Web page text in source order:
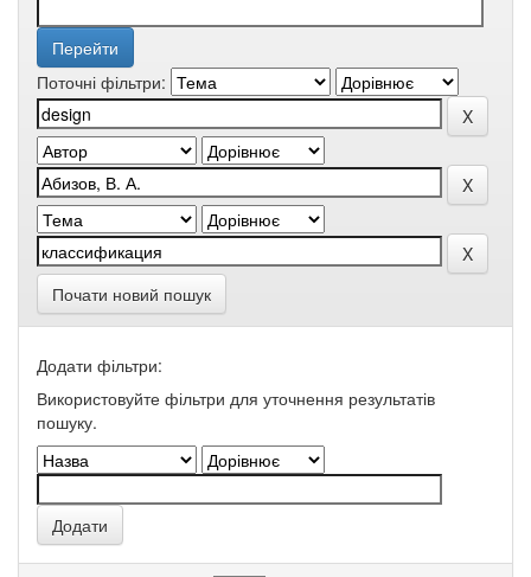
Поточні фільтри:
Почати новий пошук
Додати фільтри:
Використовуйте фільтри для уточнення результатів
пошуку.